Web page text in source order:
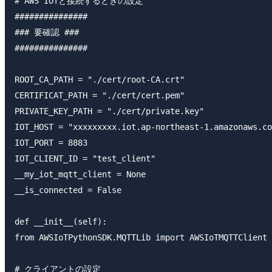
###############
### 要確認 ###
###############
ROOT_CA_PATH = "./cert/root-CA.crt"
CERTIFICAT_PATH = "./cert/cert.pem"
PRIVATE_KEY_PATH = "./cert/private.key"
IOT_HOST = "xxxxxxxxx.iot.ap-northeast-
IOT_PORT = 8883
IOT_CLIENT_ID = "test_client"
__my_iot_mqtt_client = None
__is_connected = False
def __init__(self):
from AWSIoTPythonSDK.MQTTLib import AWSIoTMQTTClient
# クライアントの設定